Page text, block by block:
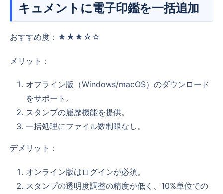
キュメントに電子印鑑を一括追加
おすすめ度：★★★☆☆
メリット：
オフライン版（Windows/macOS）のダウンロード
をサポート。
スタンプの履歴機能を提供。
一括処理にファイル数制限なし。
デメリット：
オンライン版はログインが必須。
スタンプの透明度調整の精度が低く、10%単位での